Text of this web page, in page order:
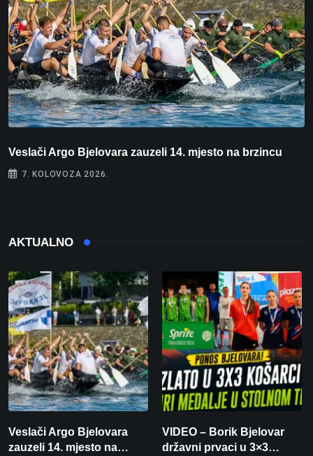
Veslači Argo Bjelovara zauzeli 14. mjesto na brzincu
7. KOLOVOZA 2026.
AKTUALNO
Veslači Argo Bjelovara
zauzeli 14. mjesto na
VIDEO – Borik Bjelovar
državni prvaci u 3×3